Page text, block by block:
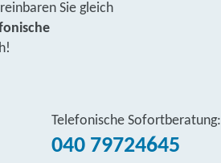
Sie gleich
Telefonische Sofortberatung:
040 79724645